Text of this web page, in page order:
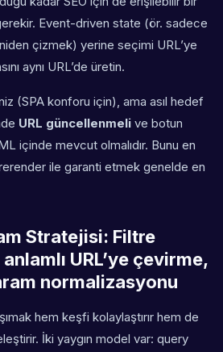
Event-driven state (ör. sadece
çizmek) yerine seçimi URL’ye
aynı URL’de üretin.
(SPA konforu için), ama asıl hedef
URL güncellenmeli ve botun
içinde mevcut olmalıdır. Bunu en
ile garanti etmek genelde en
Stratejisi: Filtre
URL’ye çevirme,
normalizasyonu
hem keşfi kolaylaştırır hem de
İki yaygın model var: query